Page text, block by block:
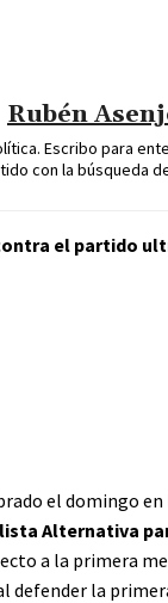
Rubén
Escribo para
con la búsqueda
el partido
el domingo en
Alternativa
a la primera
defender la